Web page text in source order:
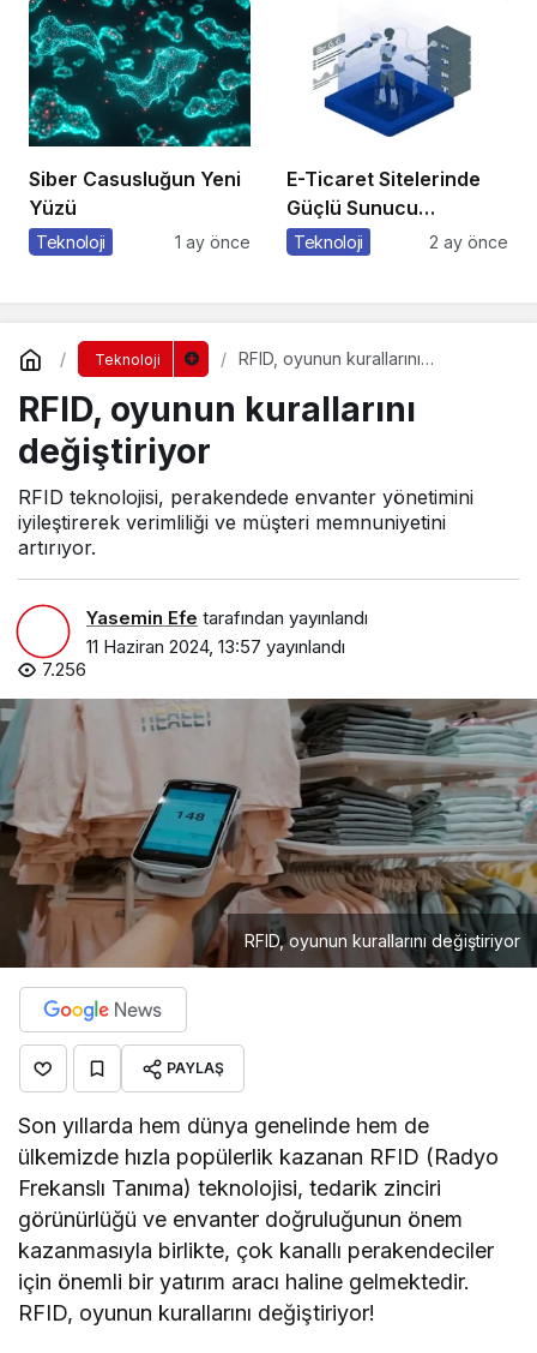
Siber Casusluğun Yeni
Yüzü
Teknoloji 1 ay önce
E-Ticaret Sitelerinde
Güçlü Sunucu
Tercihinin Önemi
Teknoloji 2 ay önce
Teknoloji
RFID, oyunun kurallarını
RFID, oyunun kurallarını
değiştiriyor
RFID teknolojisi, perakendede envanter yönetimini
iyileştirerek verimliliği ve müşteri memnuniyetini
artırıyor.
Yasemin Efe tarafından yayınlandı
11 Haziran 2024, 13:57 yayınlandı
7.256
RFID, oyunun kurallarını değiştiriyor
PAYLAŞ
Son yıllarda hem dünya genelinde hem de
ülkemizde hızla popülerlik kazanan RFID (Radyo
Frekanslı Tanıma) teknolojisi, tedarik zinciri
görünürlüğü ve envanter doğruluğunun önem
kazanmasıyla birlikte, çok kanallı perakendeciler
için önemli bir yatırım aracı haline gelmektedir.
RFID, oyunun kurallarını değiştiriyor!